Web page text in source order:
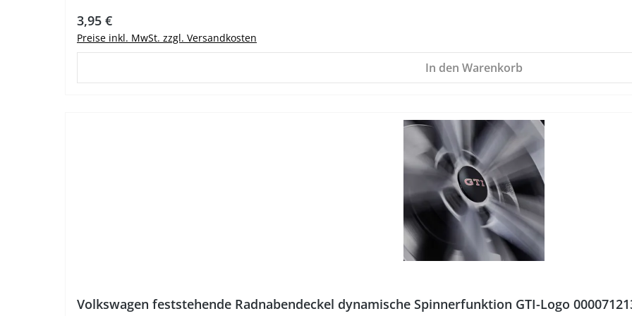
Regulärer Preis:
3,95 €
Preise inkl. MwSt. zzgl. Versandkosten
In den Warenkorb
Volkswagen feststehende Radnabendeckel dynamische Spinnerfunktion GTI-Logo